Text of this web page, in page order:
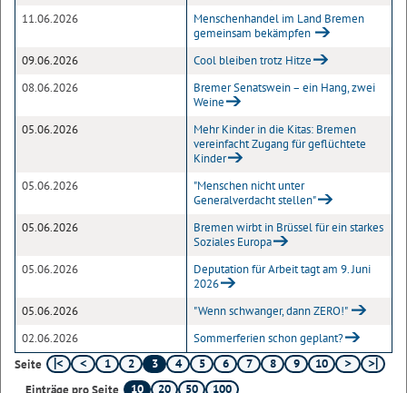
11.06.2026
Menschenhandel im Land Bremen
gemeinsam bekämpfen
09.06.2026
Cool bleiben trotz Hitze
08.06.2026
Bremer Senatswein – ein Hang, zwei
Weine
05.06.2026
Mehr Kinder in die Kitas: Bremen
vereinfacht Zugang für geflüchtete
Kinder
05.06.2026
"Menschen nicht unter
Generalverdacht stellen"
05.06.2026
Bremen wirbt in Brüssel für ein starkes
Soziales Europa
05.06.2026
Deputation für Arbeit tagt am 9. Juni
2026
05.06.2026
"Wenn schwanger, dann ZERO!"
02.06.2026
Sommerferien schon geplant?
Seite
1 2 3 4 5 6 7 8 9
10
Einträge pro Seite
10 20 50 100